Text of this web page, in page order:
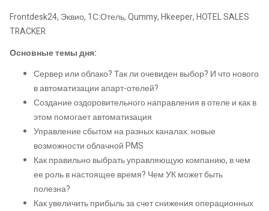
Frontdesk24, Эквио, 1С:Отель, Qummy, Hkeeper, HOTEL SALES
TRACKER
Основные темы дня:
Сервер или облако? Так ли очевиден выбор? И что нового
в автоматизации апарт-отелей?
Создание оздоровительного направления в отеле и как в
этом помогает автоматизация
Управление сбытом на разных каналах: новые
возможности облачной PMS
Как правильно выбрать управляющую компанию, в чем
ее роль в настоящее время? Чем УК может быть
полезна?
Как увеличить прибыль за счет снижения операционных